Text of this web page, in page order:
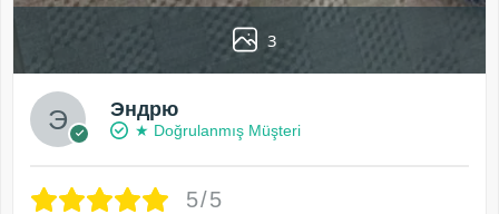
3
Эндрю
★ Doğrulanmış Müşteri
5/5